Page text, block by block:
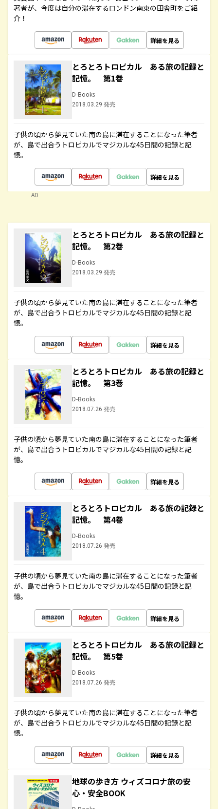
著者が、今度は自分の滞在するロンドン南東の田舎町をご紹
介！
詳細を見る
とろとろトロピカル ある旅の記録と
記憶。 第1巻
D-Books
2018.03.29 発売
子供の頃から夢見ていた南の島に滞在することになった筆者
が、島で出合うトロピカルでマジカルな45日間の記録と記
憶。
詳細を見る
AD
とろとろトロピカル ある旅の記録と
記憶。 第2巻
D-Books
2018.03.29 発売
子供の頃から夢見ていた南の島に滞在することになった筆者
が、島で出合うトロピカルでマジカルな45日間の記録と記
憶。
詳細を見る
とろとろトロピカル ある旅の記録と
記憶。 第3巻
D-Books
2018.07.26 発売
子供の頃から夢見ていた南の島に滞在することになった筆者
が、島で出合うトロピカルでマジカルな45日間の記録と記
憶。
詳細を見る
とろとろトロピカル ある旅の記録と
記憶。 第4巻
D-Books
2018.07.26 発売
子供の頃から夢見ていた南の島に滞在することになった筆者
が、島で出合うトロピカルでマジカルな45日間の記録と記
憶。
詳細を見る
とろとろトロピカル ある旅の記録と
記憶。 第5巻
D-Books
2018.07.26 発売
子供の頃から夢見ていた南の島に滞在することになった筆者
が、島で出合うトロピカルでマジカルな45日間の記録と記
憶。
詳細を見る
地球の歩き方 ウィズコロナ旅の安
心・安全BOOK